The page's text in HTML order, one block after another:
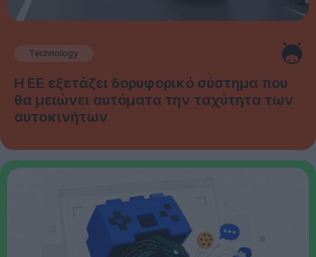
Technology
Η ΕΕ εξετάζει δορυφορικό σύστημα που
θα μειώνει αυτόματα την ταχύτητα των
αυτοκινήτων